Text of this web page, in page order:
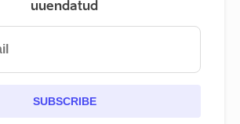
uuendatud
SUBSCRIBE